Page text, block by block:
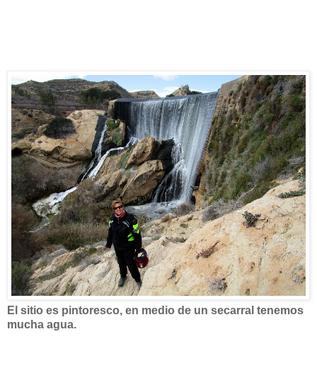
El sitio es pintoresco, en medio de un secarral tenemos
mucha agua.